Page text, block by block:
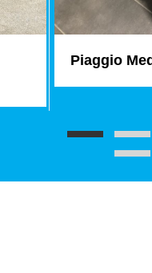
Piaggio